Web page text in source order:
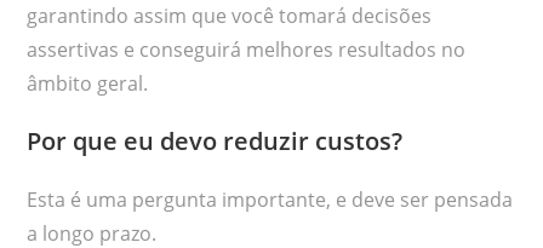
garantindo assim que você tomará decisões
assertivas e conseguirá melhores resultados no
âmbito geral.
Por que eu devo reduzir custos?
Esta é uma pergunta importante, e deve ser pensada
a longo prazo.